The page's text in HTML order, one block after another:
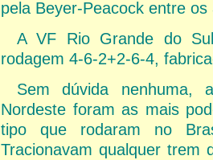
pela Beyer-Peacock entre
A VF Rio Grande do
rodagem 4-6-2+2-6-4,
Sem dúvida nenhuma,
Nordeste foram as mais
tipo que rodaram no
Tracionavam qualquer trem